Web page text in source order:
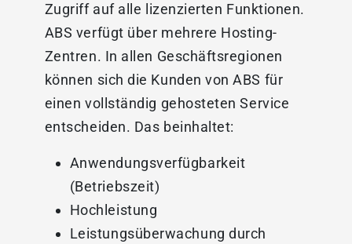
Zugriff auf alle lizenzierten Funktionen.
ABS verfügt über mehrere Hosting-
Zentren. In allen Geschäftsregionen
können sich die Kunden von ABS für
einen vollständig gehosteten Service
entscheiden. Das beinhaltet:
Anwendungsverfügbarkeit
(Betriebszeit)
Hochleistung
Leistungsüberwachung durch